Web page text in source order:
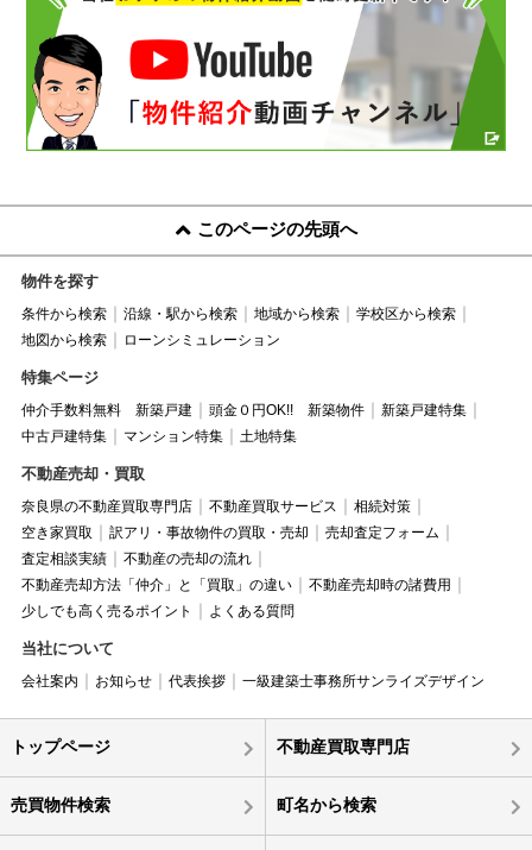
このページの先頭へ
物件を探す
条件から検索 沿線・駅から検索 地域から検索
学校区から検索
地図から検索
ローンシミュレーション
特集ページ
仲介手数料無料 新築戸建 頭金０円OK!! 新築物件
新築戸建特集
中古戸建特集
マンション特集 土地特集
不動産売却・買取
奈良県の不動産買取専門店 不動産買取サービス
相続対策
空き家買取
訳アリ・事故物件の買取・売却
売却査定フォーム
査定相談実績
不動産の売却の流れ
不動産売却方法「仲介」と「買取」の違い
不動産売却時の諸費用
少しでも高く売るポイント
よくある質問
当社について
会社案内 お知らせ 代表挨拶 一級建築士事務所サンライズデザイン
トップページ 不動産買取専門店
売買物件検索 町名から検索